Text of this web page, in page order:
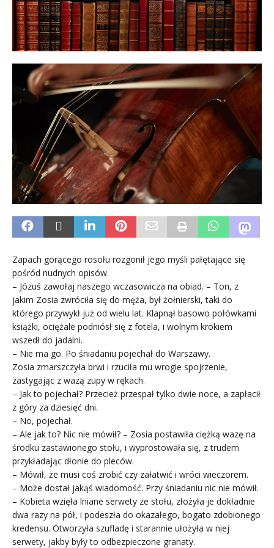
Zapach gorącego rosołu rozgonił jego myśli pałętające się
pośród nudnych opisów.
– Józuś zawołaj naszego wczasowicza na obiad. – Ton, z
jakim Zosia zwróciła się do męża, był żołnierski, taki do
którego przywykł już od wielu lat. Klapnął basowo połówkami
książki, ociężale podniósł się z fotela, i wolnym krokiem
wszedł do jadalni.
– Nie ma go. Po śniadaniu pojechał do Warszawy.
Zosia zmarszczyła brwi i rzuciła mu wrogie spojrzenie,
zastygając z wazą zupy w rękach.
– Jak to pojechał? Przecież przespał tylko dwie noce, a zapłacił
z góry za dziesięć dni.
– No, pojechał.
– Ale jak to? Nic nie mówił? – Zosia postawiła ciężką wazę na
środku zastawionego stołu, i wyprostowała się, z trudem
przykładając dłonie do pleców.
– Mówił, że musi coś zrobić czy załatwić i wróci wieczorem.
– Może dostał jakąś wiadomość. Przy śniadaniu nic nie mówił.
– Kobieta wzięła lniane serwety ze stołu, złożyła je dokładnie
dwa razy na pół, i podeszła do okazałego, bogato zdobionego
kredensu. Otworzyła szufladę i starannie ułożyła w niej
serwety, jakby były to odbezpieczone granaty.